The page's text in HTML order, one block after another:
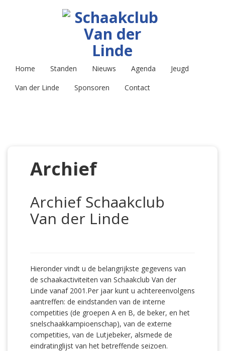
Home Standen Nieuws Agenda
Jeugd
Van der Linde
Sponsoren Contact
Archief
Archief Schaakclub
Van der Linde
Hieronder vindt u de belangrijkste gegevens van
de schaakactiviteiten van Schaakclub Van der
Linde vanaf 2001.Per jaar kunt u achtereenvolgens
aantreffen: de eindstanden van de interne
competities (de groepen A en B, de beker, en het
snelschaakkampioenschap), van de externe
competities, van de Lutjebeker, alsmede de
eindratinglijst van het betreffende seizoen.